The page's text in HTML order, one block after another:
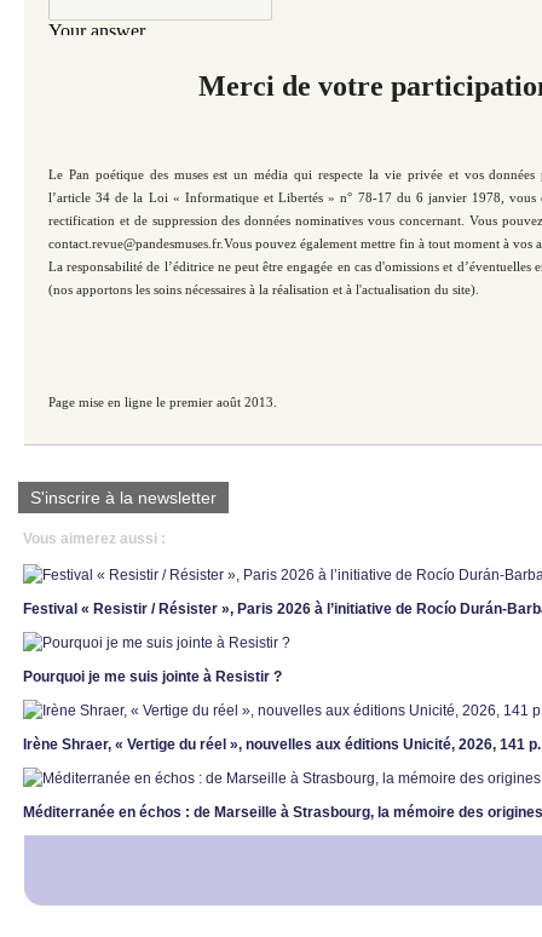
Merci de votre
Le Pan poétique des muses est un média qui respecte la vie privée et vos données
l’article 34 de la Loi « Informatique et Libertés » n° 78-17 du 6 janvier 1978, vous
rectification et de suppression des données nominatives vous concernant. Vous
contact.revue@pandesmuses.fr.Vous pouvez également mettre fin à tout moment à vos
La responsabilité de l’éditrice ne peut être engagée en cas d'omissions et d’éventuelles
(nos apportons les soins nécessaires à la réalisation et à l'actualisation du site).
Page mise en ligne le premier août 2013.
S'inscrire à la newsletter
Vous aimerez aussi :
Festival « Resistir / Résister », Paris 2026 à l’initiative de Rocío Durán-
Pourquoi je me suis jointe à Resistir ?
Irène Shraer, « Vertige du réel », nouvelles aux éditions Unicité, 2026, 141
Méditerranée en échos : de Marseille à Strasbourg, la mémoire des